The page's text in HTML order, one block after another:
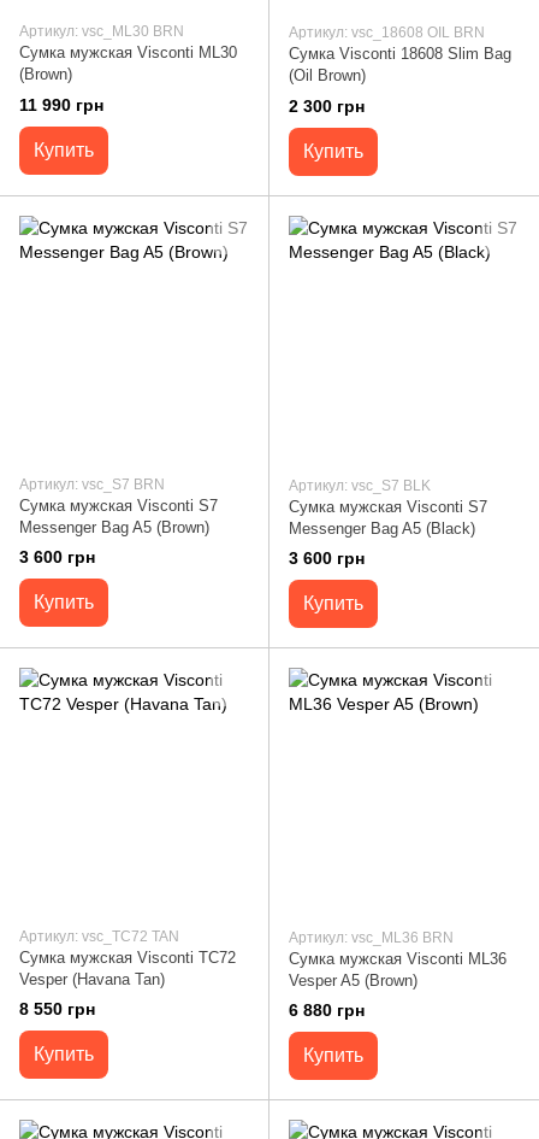
Артикул: vsc_ML30 BRN
Сумка мужская Visconti ML30
(Brown)
11 990 грн
Купить
Артикул: vsc_18608 OIL BRN
Сумка Visconti 18608 Slim Bag
(Oil Brown)
2 300 грн
Купить
Артикул: vsc_S7 BRN
Сумка мужская Visconti S7
Messenger Bag A5 (Brown)
3 600 грн
Купить
Артикул: vsc_S7 BLK
Сумка мужская Visconti S7
Messenger Bag A5 (Black)
3 600 грн
Купить
Артикул: vsc_TC72 TAN
Сумка мужская Visconti TC72
Vesper (Havana Tan)
8 550 грн
Купить
Артикул: vsc_ML36 BRN
Сумка мужская Visconti ML36
Vesper A5 (Brown)
6 880 грн
Купить